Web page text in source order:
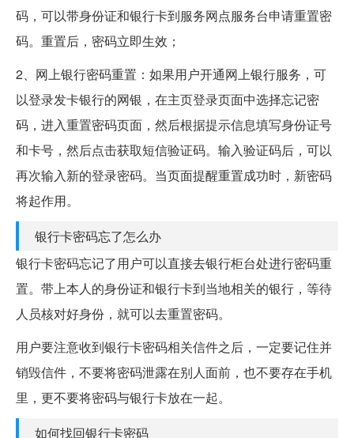
码，可以带身份证和银行卡到服务网点服务台申请重置密
码。重置后，密码立即生效；
2、网上银行密码重置：如果用户开通网上银行服务，可
以登录发卡银行的网银，在主页登录页面中选择忘记密
码，进入重置密码页面，然后根据提示信息填写身份证号
和卡号，然后点击获取短信验证码。输入验证码后，可以
再次输入新的登录密码。当页面提醒重置成功时，新密码
将起作用。
银行卡密码忘了怎么办
银行卡密码忘记了用户可以直接去银行柜台处进行密码重
置。带上本人的身份证和银行卡到当地相关的银行，等待
人员核对好身份，就可以去重置密码。
用户要注意收到银行卡密码相关信件之后，一定要记住并
销毁信件，不要将密码泄露在别人面前，也不要存在手机
里，更不要将密码与银行卡放在一起。
如何找回银行卡密码